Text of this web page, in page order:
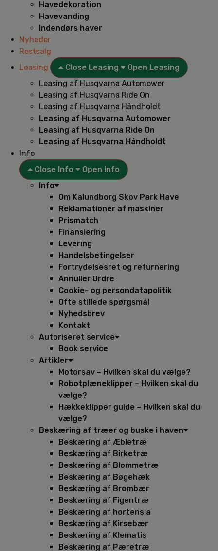
Havedekoration
Havevanding
Indendørs haver
Nyheder
Restsalg
Leasing
Close Leasing
Open Leasing
Leasing af Husqvarna Automower
Leasing af Husqvarna Ride On
Leasing af Husqvarna Håndholdt
Leasing af Husqvarna Automower
Leasing af Husqvarna Ride On
Leasing af Husqvarna Håndholdt
Info
Close Info
Open Info
Info
Om Kalundborg Skov Park Have
Reklamationer af maskiner
Prismatch
Finansiering
Levering
Handelsbetingelser
Fortrydelsesret og returnering
Annuller Ordre
Cookie- og persondatapolitik
Ofte stillede spørgsmål
Nyhedsbrev
Kontakt
Autoriseret service
Book service
Artikler
Motorsav – Hvilken skal du vælge?
Robotplæneklipper – Hvilken skal du
vælge?
Hækkeklipper guide – Hvilken skal du
vælge?
Beskæring af træer og buske i haven
Beskæring af Æbletræ
Beskæring af Birketræ
Beskæring af Blommetræ
Beskæring af Bøgehæk
Beskæring af Brombær
Beskæring af Figentræ
Beskæring af hortensia
Beskæring af Kirsebær
Beskæring af Klematis
Beskæring af Pæretræ